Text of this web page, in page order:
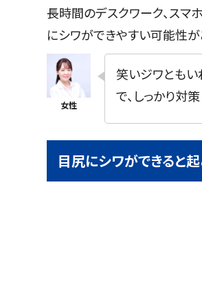
長時間のデスクワーク、スマ
にシワができやすい可能性が
笑いジワともい
で、しっかり対
目尻にシワができると